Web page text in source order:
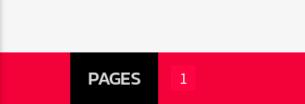
PAGES 1